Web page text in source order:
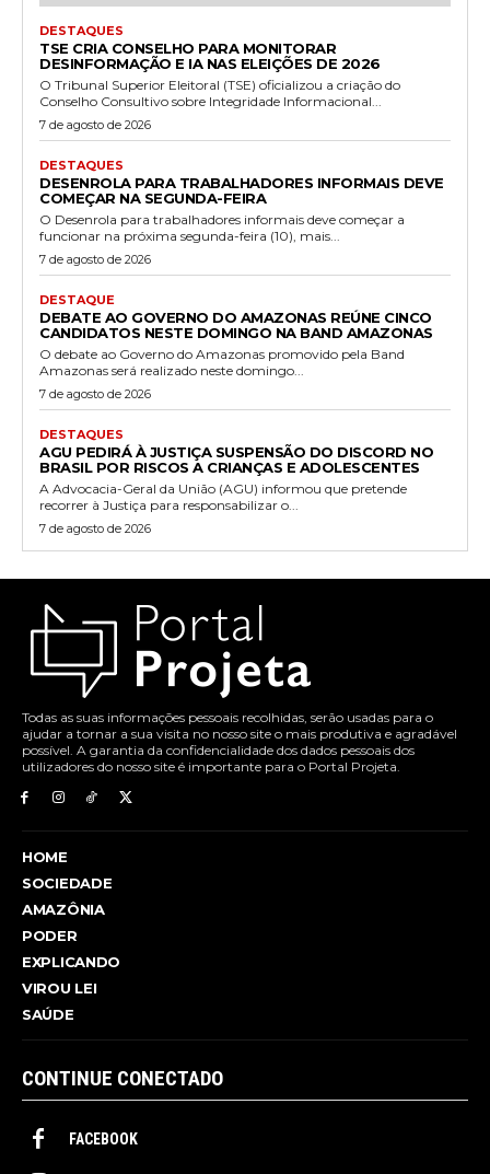
DESTAQUES
TSE CRIA CONSELHO PARA MONITORAR
DESINFORMAÇÃO E IA NAS ELEIÇÕES DE 2026
O Tribunal Superior Eleitoral (TSE) oficializou a criação do
Conselho Consultivo sobre Integridade Informacional...
7 de agosto de 2026
DESTAQUES
DESENROLA PARA TRABALHADORES INFORMAIS DEVE
COMEÇAR NA SEGUNDA-FEIRA
O Desenrola para trabalhadores informais deve começar a
funcionar na próxima segunda-feira (10), mais...
7 de agosto de 2026
DESTAQUE
DEBATE AO GOVERNO DO AMAZONAS REÚNE CINCO
CANDIDATOS NESTE DOMINGO NA BAND AMAZONAS
O debate ao Governo do Amazonas promovido pela Band
Amazonas será realizado neste domingo...
7 de agosto de 2026
DESTAQUES
AGU PEDIRÁ À JUSTIÇA SUSPENSÃO DO DISCORD NO
BRASIL POR RISCOS A CRIANÇAS E ADOLESCENTES
A Advocacia-Geral da União (AGU) informou que pretende
recorrer à Justiça para responsabilizar o...
7 de agosto de 2026
Todas as suas informações pessoais recolhidas, serão usadas para o
ajudar a tornar a sua visita no nosso site o mais produtiva e agradável
possível. A garantia da confidencialidade dos dados pessoais dos
utilizadores do nosso site é importante para o Portal Projeta.
HOME
SOCIEDADE
AMAZÔNIA
PODER
EXPLICANDO
VIROU LEI
SAÚDE
CONTINUE CONECTADO
FACEBOOK